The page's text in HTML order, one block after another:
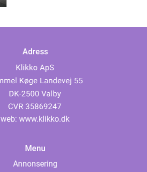
Adress
web: www.klikko.dk
Menu
Annonsering